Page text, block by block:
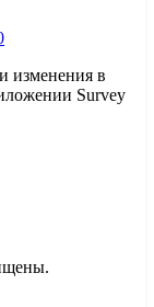
изменения в
Survey